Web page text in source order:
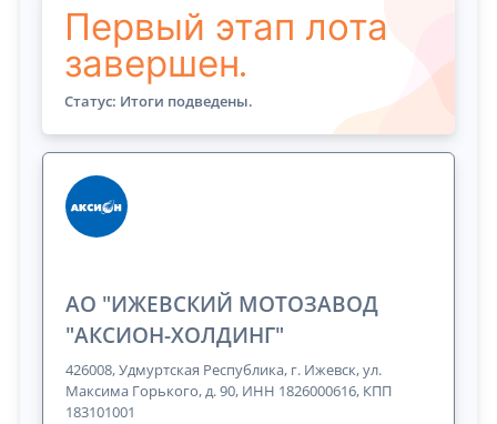
Первый этап лота
завершен.
Статус: Итоги подведены.
АО "ИЖЕВСКИЙ МОТОЗАВОД
"АКСИОН-ХОЛДИНГ"
426008, Удмуртская Республика, г. Ижевск, ул.
Максима Горького, д. 90, ИНН 1826000616, КПП
183101001